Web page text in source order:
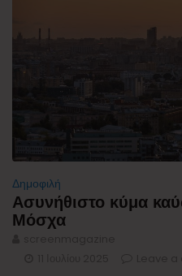
Δημοφιλή
Ασυνήθιστο κύμα
Μόσχα